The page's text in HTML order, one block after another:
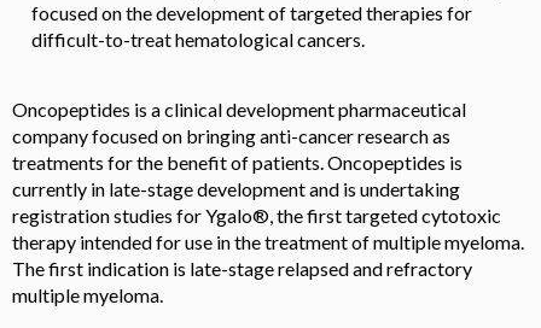
focused on the development of targeted therapies for
difficult-to-treat hematological cancers.
Oncopeptides is a clinical development pharmaceutical
company focused on bringing anti-cancer research as
treatments for the benefit of patients. Oncopeptides is
currently in late-stage development and is undertaking
registration studies for Ygalo®, the first targeted cytotoxic
therapy intended for use in the treatment of multiple myeloma.
The first indication is late-stage relapsed and refractory
multiple myeloma.